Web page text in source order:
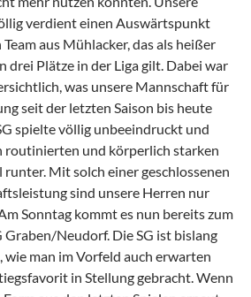
verdient einen Auswärtspunkt
aus Mühlacker, das als heißer
drei Plätze in der Liga gilt. Dabei war
was unsere Mannschaft für
seit der letzten Saison bis heute
spielte völlig unbeeindruckt und
routinierten und körperlich starken
Mit solch einer geschlossenen
sind unsere Herren nur
Sonntag kommt es nun bereits zum
Graben/Neudorf. Die SG ist bislang
wie man im Vorfeld auch erwarten
in Stellung gebracht. Wenn